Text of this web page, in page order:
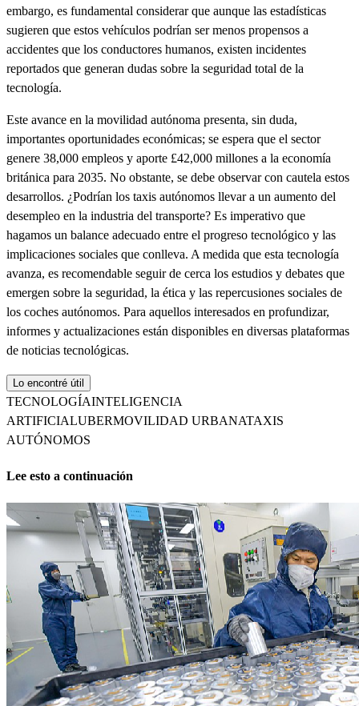
embargo, es fundamental considerar que aunque las estadísticas
sugieren que estos vehículos podrían ser menos propensos a
accidentes que los conductores humanos, existen incidentes
reportados que generan dudas sobre la seguridad total de la
tecnología.
Este avance en la movilidad autónoma presenta, sin duda,
importantes oportunidades económicas; se espera que el sector
genere 38,000 empleos y aporte £42,000 millones a la economía
británica para 2035. No obstante, se debe observar con cautela estos
desarrollos. ¿Podrían los taxis autónomos llevar a un aumento del
desempleo en la industria del transporte? Es imperativo que
hagamos un balance adecuado entre el progreso tecnológico y las
implicaciones sociales que conlleva. A medida que esta tecnología
avanza, es recomendable seguir de cerca los estudios y debates que
emergen sobre la seguridad, la ética y las repercusiones sociales de
los coches autónomos. Para aquellos interesados en profundizar,
informes y actualizaciones están disponibles en diversas plataformas
de noticias tecnológicas.
Lo encontré útil
TECNOLOGÍAINTELIGENCIA
ARTIFICIALUBERMOVILIDAD URBANATAXIS
AUTÓNOMOS
Lee esto a continuación